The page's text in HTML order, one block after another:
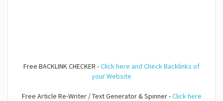
Free BACKLINK CHECKER -Click here and Check Backlinks of
your Website
Free Article Re-Writer / Text Generator & Spinner -Click here